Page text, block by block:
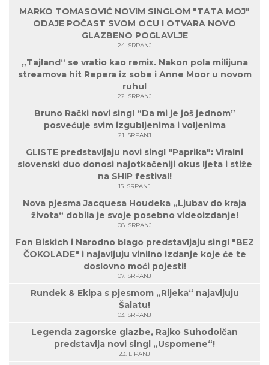
MARKO TOMASOVIĆ NOVIM SINGLOM "TATA MOJ"
ODAJE POČAST SVOM OCU I OTVARA NOVO
GLAZBENO POGLAVLJE
24. SRPANJ
„Tajland“ se vratio kao remix. Nakon pola milijuna
streamova hit Repera iz sobe i Anne Moor u novom
ruhu!
22. SRPANJ
Bruno Rački novi singl “Da mi je još jednom”
posvećuje svim izgubljenima i voljenima
21. SRPANJ
GLISTE predstavljaju novi singl "Paprika": Viralni
slovenski duo donosi najotkačeniji okus ljeta i stiže
na SHIP festival!
15. SRPANJ
Nova pjesma Jacquesa Houdeka „Ljubav do kraja
života“ dobila je svoje posebno videoizdanje!
08. SRPANJ
Fon Biskich i Narodno blago predstavljaju singl "BEZ
ČOKOLADE" i najavljuju vinilno izdanje koje će te
doslovno moći pojesti!
07. SRPANJ
Rundek & Ekipa s pjesmom „Rijeka“ najavljuju
Šalatu!
03. SRPANJ
Legenda zagorske glazbe, Rajko Suhodolčan
predstavlja novi singl „Uspomene“!
23. LIPANJ